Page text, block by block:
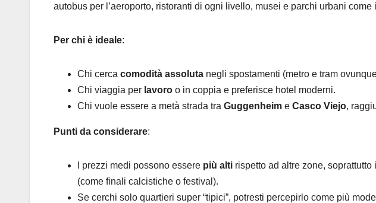
autobus per l’aeroporto, ristoranti di ogni livello, musei e parchi urbani come il
Per chi è ideale:
Chi cerca comodità assoluta negli spostamenti (metro e tram
Chi viaggia per lavoro o in coppia e preferisce hotel moderni.
Chi vuole essere a metà strada tra Guggenheim e Casco Viejo,
Punti da considerare:
I prezzi medi possono essere più alti rispetto ad altre zone,
(come finali calcistiche o festival).
Se cerchi solo quartieri super “tipici”, potresti percepirlo come più